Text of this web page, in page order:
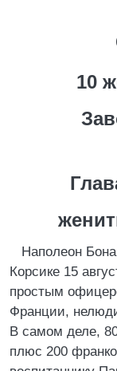
10
Наполеон
Корсике 15
простым
Франции,
В самом деле,
плюс 200